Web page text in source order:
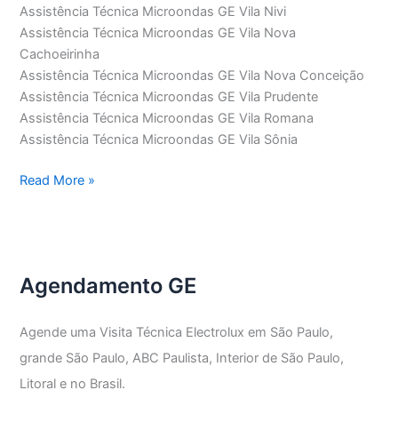
Assistência Técnica Microondas GE Vila Nivi
Assistência Técnica Microondas GE Vila Nova
Cachoeirinha
Assistência Técnica Microondas GE Vila Nova Conceição
Assistência Técnica Microondas GE Vila Prudente
Assistência Técnica Microondas GE Vila Romana
Assistência Técnica Microondas GE Vila Sônia
Assistência
Read More »
Agendamento GE
Agende uma Visita Técnica Electrolux em São Paulo,
grande São Paulo, ABC Paulista, Interior de São Paulo,
Litoral e no Brasil.